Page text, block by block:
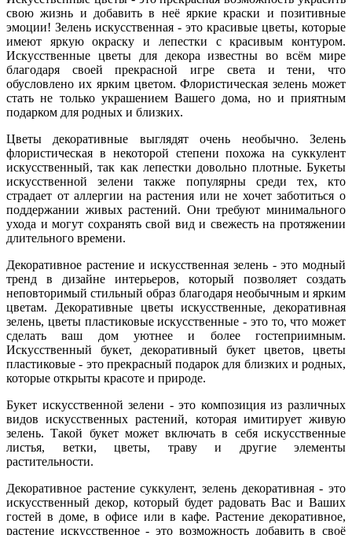
свою жизнь и добавить в неё яркие краски и позитивные
эмоции! Зелень искусственная - это красивые цветы, которые
имеют яркую окраску и лепестки с красивым контуром.
Искусственные цветы для декора известны во всём мире
благодаря своей прекрасной игре света и тени, что
обусловлено их ярким цветом. Флористическая зелень может
стать не только украшением Вашего дома, но и приятным
подарком для родных и близких.
Цветы декоративные выглядят очень необычно. Зелень
флористическая в некоторой степени похожа на суккулент
искусственный, так как лепестки довольно плотные. Букеты
искусственной зелени также популярны среди тех, кто
страдает от аллергии на растения или не хочет заботиться о
поддержании живых растений. Они требуют минимального
ухода и могут сохранять свой вид и свежесть на протяжении
длительного времени.
Декоративное растение и искусственная зелень - это модный
тренд в дизайне интерьеров, который позволяет создать
неповторимый стильный образ благодаря необычным и ярким
цветам. Декоративные цветы искусственные, декоративная
зелень, цветы пластиковые искусственные - это то, что может
сделать ваш дом уютнее и более гостеприимным.
Искусственный букет, декоративный букет цветов, цветы
пластиковые - это прекрасный подарок для близких и родных,
которые открыты красоте и природе.
Букет искусственной зелени - это композиция из различных
видов искусственных растений, которая имитирует живую
зелень. Такой букет может включать в себя искусственные
листья, ветки, цветы, траву и другие элементы
растительности.
Декоративное растение суккулент, зелень декоративная - это
искусственный декор, который будет радовать Вас и Ваших
гостей в доме, в офисе или в кафе. Растение декоративное,
растение искусственное - это возможность добавить в своё